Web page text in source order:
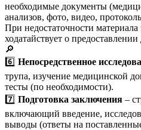
необходимые документы
анализов, фото, видео,
При недостаточности
ходатайствует о
🔎
6️⃣ Непосредственное
трупа, изучение медицинской
тесты (по необходимости).
7️⃣ Подготовка заключения –
включающий введение,
выводы (ответы на